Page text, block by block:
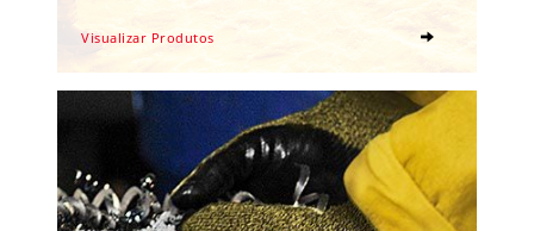
Visualizar Produtos